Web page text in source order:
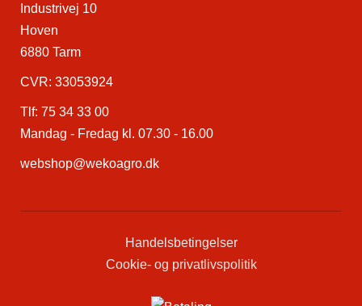
Industrivej 10
Hoven
6880 Tarm
CVR: 33053924
Tlf: 75 34 33 00
Mandag - Fredag kl. 07.30 - 16.00
webshop@wekoagro.dk
Handelsbetingelser
Cookie- og privatlivspolitik